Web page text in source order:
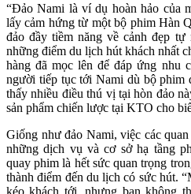
“Đảo Nami là ví dụ hoàn hảo của
lấy cảm hứng từ một bộ phim Hàn
đảo đầy tiềm năng về cảnh đẹp
những điểm du lịch hút khách nhất
hàng đã mọc lên để đáp ứng nhu
người tiếp tục tới Nami dù bộ phim
thấy nhiều điều thú vị tại hòn đảo
sản phẩm chiến lược tại KTO cho
Giống như đảo Nami, việc các
những dịch vụ và cơ sở hạ tầng
quay phim là hết sức quan trọng
thành điểm đến du lịch có sức hút.
kéo khách tới, nhưng bạn không